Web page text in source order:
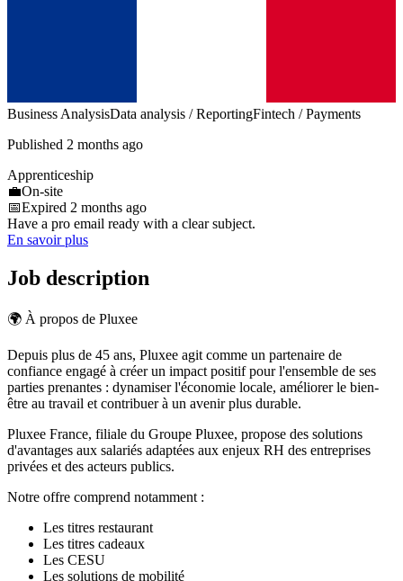
Business AnalysisData analysis / ReportingFintech / Payments
Published 2 months ago
Apprenticeship
💼On-site
📅Expired 2 months ago
Have a pro email ready with a clear subject.
En savoir plus
Job description
🌍 À propos de Pluxee
Depuis plus de 45 ans, Pluxee agit comme un partenaire de
confiance engagé à créer un impact positif pour l'ensemble de ses
parties prenantes : dynamiser l'économie locale, améliorer le bien-
être au travail et contribuer à un avenir plus durable.
Pluxee France, filiale du Groupe Pluxee, propose des solutions
d'avantages aux salariés adaptées aux enjeux RH des entreprises
privées et des acteurs publics.
Notre offre comprend notamment :
Les titres restaurant
Les titres cadeaux
Les CESU
Les solutions de mobilité